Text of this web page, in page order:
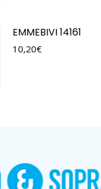
EMMEBIVI 14161
10,20€